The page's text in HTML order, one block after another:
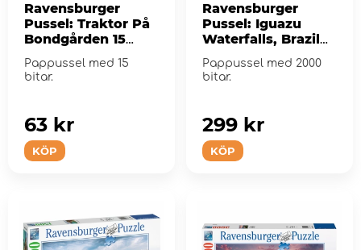
Ravensburger
Pussel: Traktor På
Bondgården 15
Bitar
Pappussel med 15
bitar.
KÖP
63 kr
Ravensburger
Pussel: Iguazu
Waterfalls, Brazil
2000 Bitar
Pappussel med 2000
bitar.
KÖP
299 kr